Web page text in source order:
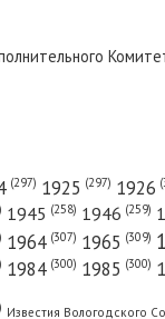
(297) 1925 (297) 1926
1945 (258) 1946 (259)
1964 (307) 1965 (309)
1984 (300) 1985 (300)
Известия Вологодского